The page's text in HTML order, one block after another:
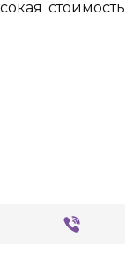
стоимость